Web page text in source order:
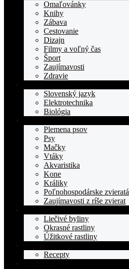
TOPden.skOmaľovánky
Knihy
Zábava
Cestovanie
Dizajn
Filmy a voľný čas
Šport
Zaujímavosti
Zdravie
Slovenský jazyk
Elektrotechnika
Biológia
Plemena psov
Psy
Mačky
Vtáky
Akvaristika
Kone
Králiky
Poľnohospodárske zvieratá
Zaujímavosti z ríše zvierat
Liečivé byliny
Okrasné rastliny
Úžitkové rastliny
Recepty